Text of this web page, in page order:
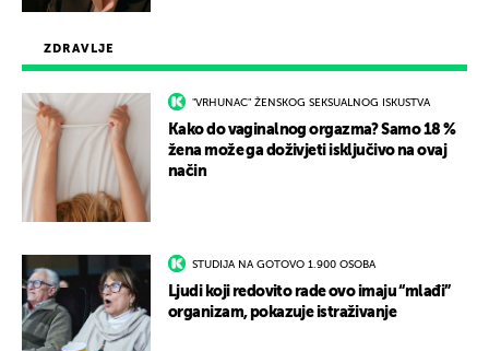
ZDRAVLJE
"VRHUNAC" ŽENSKOG SEKSUALNOG ISKUSTVA
Kako do vaginalnog orgazma? Samo 18 %
žena može ga doživjeti isključivo na ovaj
način
STUDIJA NA GOTOVO 1.900 OSOBA
Ljudi koji redovito rade ovo imaju “mlađi”
organizam, pokazuje istraživanje